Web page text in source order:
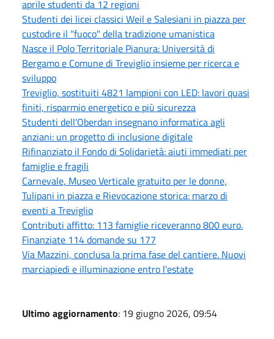
aprile studenti da 12 regioni
Studenti dei licei classici Weil e Salesiani in piazza per
custodire il "fuoco" della tradizione umanistica
Nasce il Polo Territoriale Pianura: Università di
Bergamo e Comune di Treviglio insieme per ricerca e
sviluppo
Treviglio, sostituiti 4821 lampioni con LED: lavori quasi
finiti, risparmio energetico e più sicurezza
Studenti dell'Oberdan insegnano informatica agli
anziani: un progetto di inclusione digitale
Rifinanziato il Fondo di Solidarietà: aiuti immediati per
famiglie e fragili
Carnevale, Museo Verticale gratuito per le donne,
Tulipani in piazza e Rievocazione storica: marzo di
eventi a Treviglio
Contributi affitto: 113 famiglie riceveranno 800 euro.
Finanziate 114 domande su 177
Via Mazzini, conclusa la prima fase del cantiere. Nuovi
marciapiedi e illuminazione entro l'estate
Ultimo aggiornamento: 19 giugno 2026, 09:54